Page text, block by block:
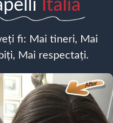
Italia
fi: Mai tineri, Mai
Mai respectați.